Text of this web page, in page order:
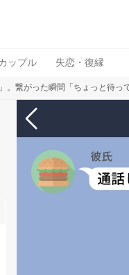
カップル 失恋・復縁
婚活
。繋がった瞬間「ちょっと待